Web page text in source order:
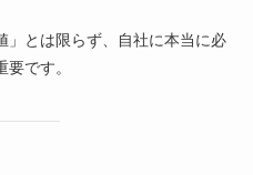
」とは限らず、自社に本当に必
です。